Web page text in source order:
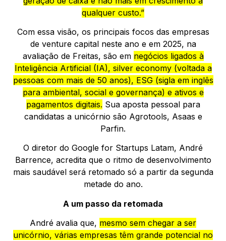
qualquer custo.”
Com essa visão, os principais focos das empresas
de venture capital neste ano e em 2025, na
avaliação de Freitas, são em negócios ligados à
Inteligência Artificial (IA), silver economy (voltada a
pessoas com mais de 50 anos), ESG (sigla em inglês
para ambiental, social e governança) e ativos e
pagamentos digitais. Sua aposta pessoal para
candidatas a unicórnio são Agrotools, Asaas e
Parfin.
O diretor do Google for Startups Latam, André
Barrence, acredita que o ritmo de desenvolvimento
mais saudável será retomado só a partir da segunda
metade do ano.
A um passo da retomada
André avalia que, mesmo sem chegar a ser
unicórnio, várias empresas têm grande potencial no